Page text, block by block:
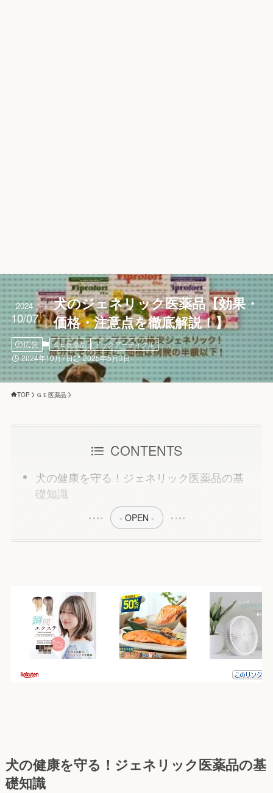
犬のジェネリック医薬品【効果・
価格・注意点を徹底解説！】
2024
10/07
広告 ＧＥ医薬品 ドッグアーティクル
2024年10月7日 2025年5月3日
TOP ＧＥ医薬品
CONTENTS
犬の健康を守る！ジェネリック医薬品の基
礎知識
- OPEN -
犬の健康を守る！ジェネリック医薬品の基
礎知識